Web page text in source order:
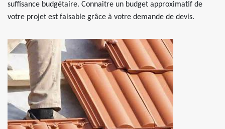
suffisance budgétaire. Connaitre un budget approximatif de
votre projet est faisable grâce à votre demande de devis.